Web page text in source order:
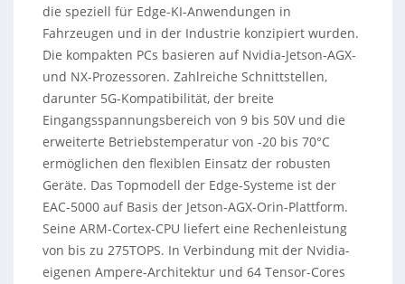
die speziell für Edge-KI-Anwendungen in
Fahrzeugen und in der Industrie konzipiert wurden.
Die kompakten PCs basieren auf Nvidia-Jetson-AGX-
und NX-Prozessoren. Zahlreiche Schnittstellen,
darunter 5G-Kompatibilität, der breite
Eingangsspannungsbereich von 9 bis 50V und die
erweiterte Betriebstemperatur von -20 bis 70°C
ermöglichen den flexiblen Einsatz der robusten
Geräte. Das Topmodell der Edge-Systeme ist der
EAC-5000 auf Basis der Jetson-AGX-Orin-Plattform.
Seine ARM-Cortex-CPU liefert eine Rechenleistung
von bis zu 275TOPS. In Verbindung mit der Nvidia-
eigenen Ampere-Architektur und 64 Tensor-Cores